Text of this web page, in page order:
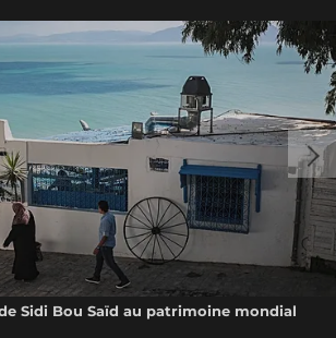
Sidi Bou Saïd au patrimoine mondial